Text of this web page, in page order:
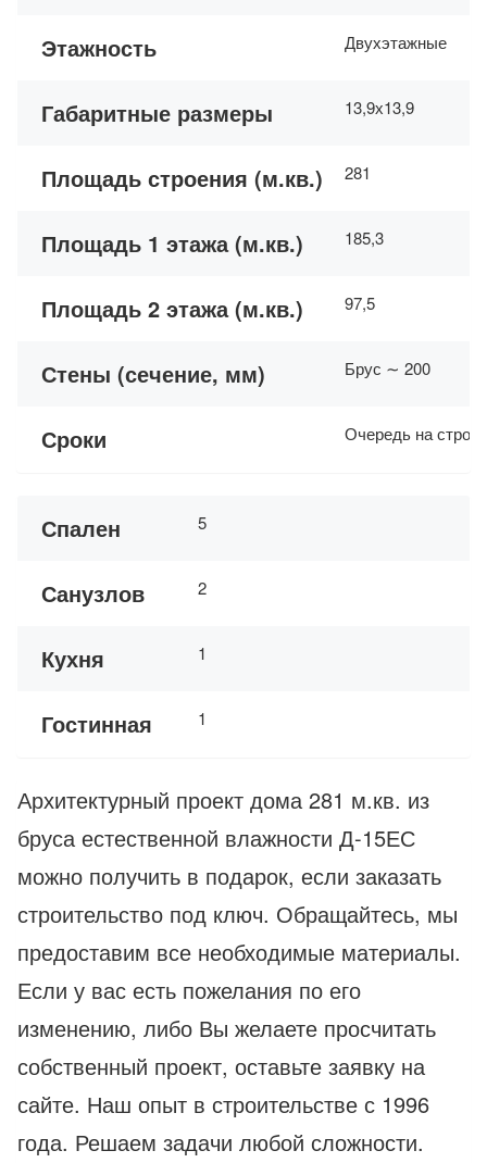
Этажность Двухэтажные
Габаритные размеры 13,9х13,9
Площадь строения (м.кв.) 281
Площадь 1 этажа (м.кв.) 185,3
Площадь 2 этажа (м.кв.) 97,5
Стены (сечение, мм) Брус ∼ 200
Сроки Очередь на
Спален 5
Санузлов 2
Кухня 1
Гостинная 1
Архитектурный проект дома 281 м.кв. из
бруса естественной влажности Д-15ЕС
можно получить в подарок, если заказать
строительство под ключ. Обращайтесь, мы
предоставим все необходимые материалы.
Если у вас есть пожелания по его
изменению, либо Вы желаете просчитать
собственный проект, оставьте заявку на
сайте. Наш опыт в строительстве с 1996
года. Решаем задачи любой сложности.